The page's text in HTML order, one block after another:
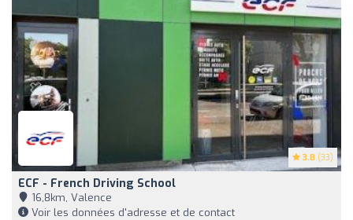
3.8 (33)
ECF - French Driving School
16,8km, Valence
Voir les données d'adresse et de contact